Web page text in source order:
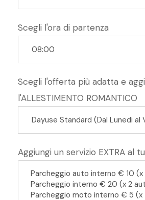
Scegli l'ora di partenza
Scegli l'offerta più adatta e
l'ALLESTIMENTO ROMANTICO
Aggiungi un servizio EXTRA al